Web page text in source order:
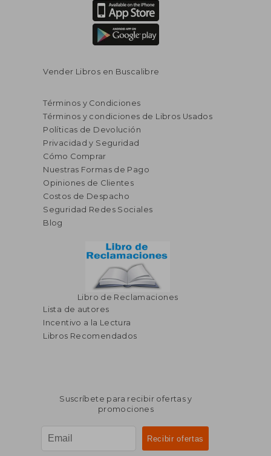
Vender Libros en Buscalibre
Términos y Condiciones
Términos y condiciones de Libros Usados
Políticas de Devolución
Privacidad y Seguridad
Cómo Comprar
Nuestras Formas de Pago
Opiniones de Clientes
Costos de Despacho
Seguridad Redes Sociales
Blog
Libro de Reclamaciones
Lista de autores
Incentivo a la Lectura
Libros Recomendados
Suscríbete para recibir ofertas y
promociones